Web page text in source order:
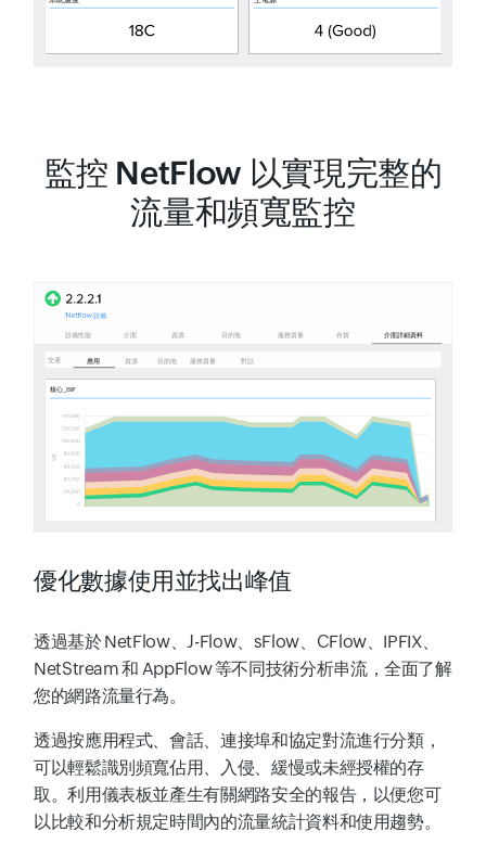
監控 NetFlow 以實現完整的
流量和頻寬監控
優化數據使用並找出峰值
透過基於 NetFlow、J-Flow、sFlow、CFlow、IPFIX、
NetStream 和 AppFlow 等不同技術分析串流，全面了解
您的網路流量行為。
透過按應用程式、會話、連接埠和協定對流進行分類，
可以輕鬆識別頻寬佔用、入侵、緩慢或未經授權的存
取。利用儀表板並產生有關網路安全的報告，以便您可
以比較和分析規定時間內的流量統計資料和使用趨勢。